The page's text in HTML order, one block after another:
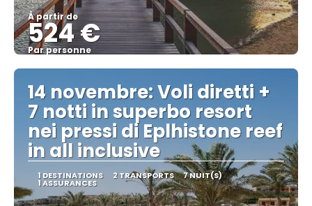
À partir de
524 €
Par personne
Afficher
14 novembre: Voli diretti +
7 notti in superbo resort
nei pressi di Eplhistone reef
in all inclusive
1 DESTINATIONS 2 TRANSPORTS 7 NUIT(S)
1 ASSURANCES